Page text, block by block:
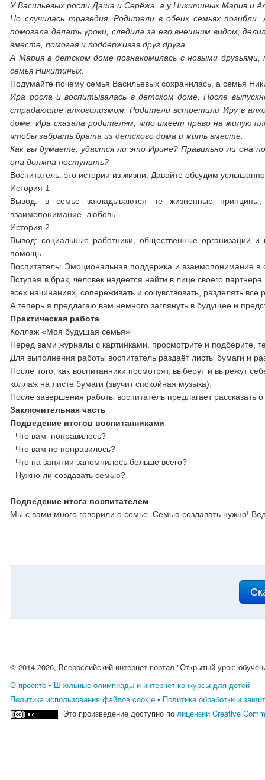
У Васильевых росли Даша и Серёжа, а у Никитиных Мария и
Но случилась трагедия. Родители в обеих семьях
помогала делать уроки, следила за его внешним видом,
вместе, помогая и поддерживая друг друга.
А Мария в детском доме познакомилась с новыми
семья Никитиных.
Подумайте почему семья Васильевых сохранилась, а семья
Ира росла и воспитывалась в детском доме. После
страдающие алкоголизмом. Родители встретили Иру в
доме. Ира сказала родителям, что имеет право на жилую
чтобы забрать брата из детского дома и жить вместе.
Как вы думаете, удастся ли это Ирине? Правильно ли
она должна поступать?
Воспитатель: это истории из жизни. Давайте обсудим
История 1
Вывод: в семье закладываются те жизненные
взаимопонимание, любовь.
История 2
Вывод: социальные работники, общественные организации
помощь.
Воспитатель: Эмоциональная поддержка и взаимопонимание в
Вступая в брак, человек надеется найти в лице своего
всех начинаниях, сопереживать и сочувствовать, разделять все
А теперь я предлагаю вам немного заглянуть в будущее и
Практическая работа
Коллаж «Моя будущая семья»
Перед вами журналы с картинками, просмотрите и подберите,
Для выполнения работы воспитатель раздаёт листы бумаги и
После того, как воспитанники посмотрят, выберут и вырежут
коллаж на листе бумаги (звучит спокойная музыка).
После завершения работы воспитатель предлагает рассказать
Заключительная часть
Подведение итогов воспитанниками
- Что вам понравилось?
- Что вам не понравилось?
- Что на занятии запомнилось больше всего?
- Нужно ли создавать семью?
Подведение итога воспитателем
Мы с вами много говорили о семье. Семью создавать нужно!
© 2014-2026, Всероссийский интернет-портал "Открытый урок:
О проекте • Школьные олимпиады и интернет конкурсы для детей
Политика использования файлов cookie • Политика обработки и
Это произведение доступно полицензии Creative